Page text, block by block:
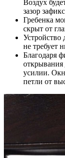
Воздух
зазор
Гребенка
скрыт от
Устройство
не требует
Благодаря
усилии.
петли от